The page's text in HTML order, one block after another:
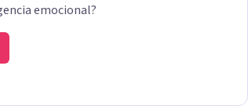
emocional?